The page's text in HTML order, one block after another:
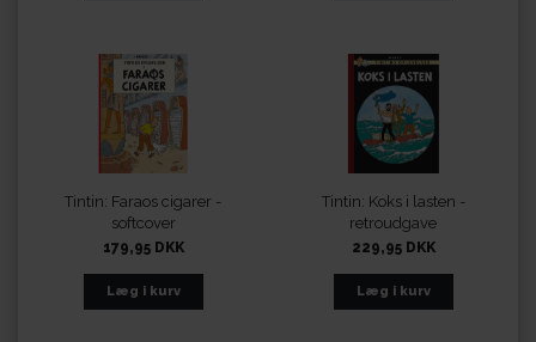
Tintin: Faraos cigarer -
softcover
179,95 DKK
Tintin: Koks i lasten -
retroudgave
229,95 DKK